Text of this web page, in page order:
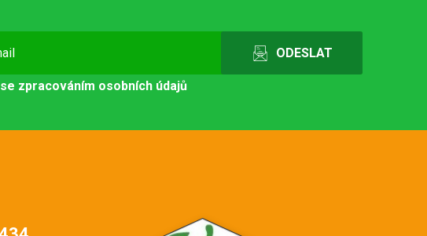
zpracováním osobních údajů